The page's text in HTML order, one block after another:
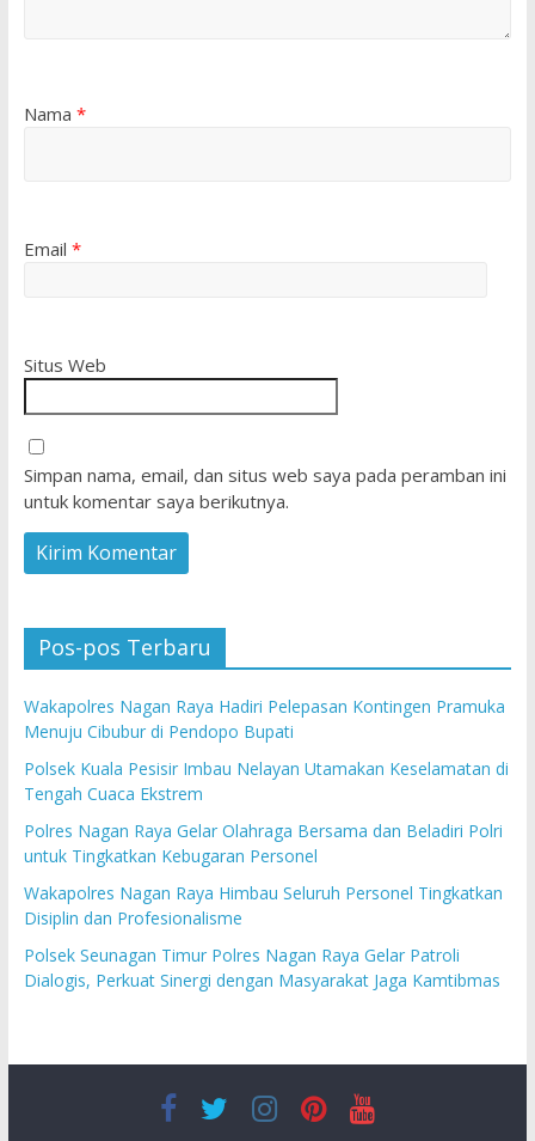
Nama *
Email *
Situs Web
Simpan nama, email, dan situs web saya pada peramban ini
untuk komentar saya berikutnya.
Pos-pos Terbaru
Wakapolres Nagan Raya Hadiri Pelepasan Kontingen Pramuka
Menuju Cibubur di Pendopo Bupati
Polsek Kuala Pesisir Imbau Nelayan Utamakan Keselamatan di
Tengah Cuaca Ekstrem
Polres Nagan Raya Gelar Olahraga Bersama dan Beladiri Polri
untuk Tingkatkan Kebugaran Personel
Wakapolres Nagan Raya Himbau Seluruh Personel Tingkatkan
Disiplin dan Profesionalisme
Polsek Seunagan Timur Polres Nagan Raya Gelar Patroli
Dialogis, Perkuat Sinergi dengan Masyarakat Jaga Kamtibmas